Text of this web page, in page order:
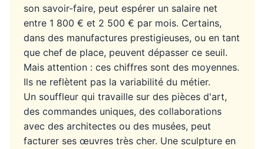
son savoir-faire, peut espérer un salaire net
entre 1 800 € et 2 500 € par mois. Certains,
dans des manufactures prestigieuses, ou en tant
que chef de place, peuvent dépasser ce seuil.
Mais attention : ces chiffres sont des moyennes.
Ils ne reflètent pas la variabilité du métier.
Un souffleur qui travaille sur des pièces d'art,
des commandes uniques, des collaborations
avec des architectes ou des musées, peut
facturer ses œuvres très cher. Une sculpture en